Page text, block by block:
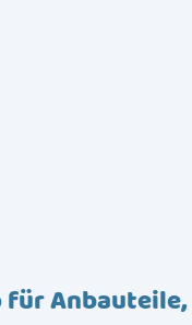
für Anbauteile,